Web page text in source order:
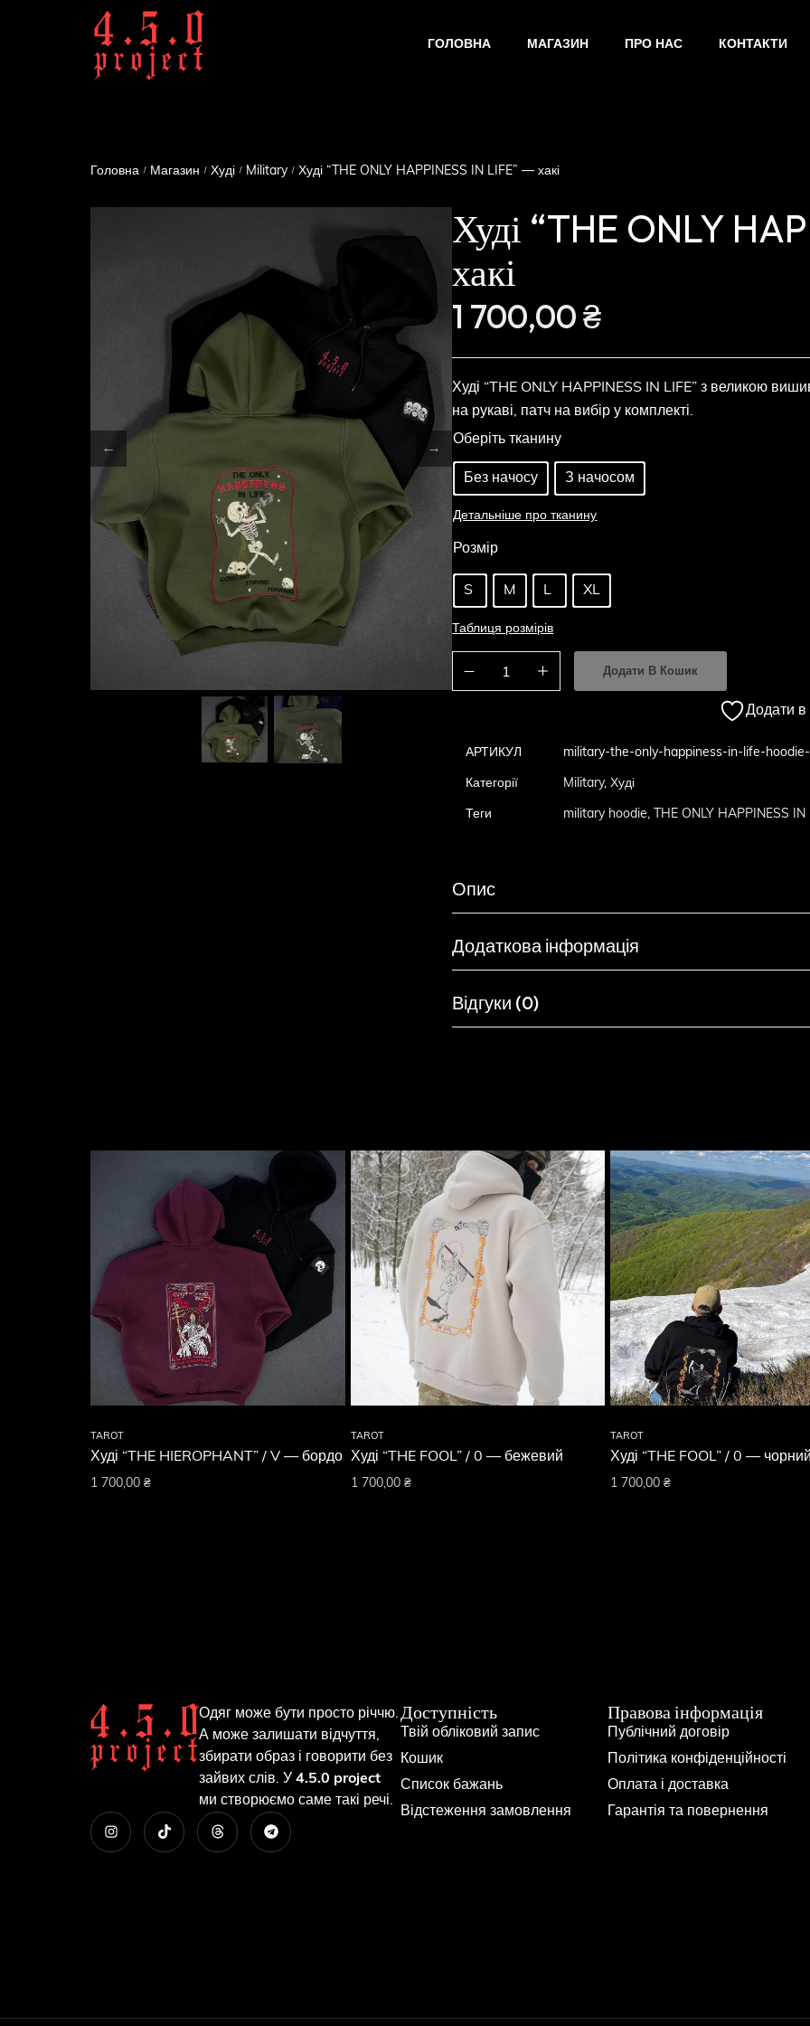
ГОЛОВНА МАГАЗИН ПРО НАС КОНТАКТИ
Головна / Магазин / Худі / Military / Худі “THE ONLY HAPPINESS IN LIFE” — хакі
Худі “THE ONLY
хакі
1 700,00₴
Худі “THE ONLY HAPPINESS IN LIFE” з великою
на рукаві, патч на вибір у комплекті.
Оберіть тканину
Без начосу З начосом
Детальніше про тканину
Розмір
S M L XL
Таблиця розмірів
Додати В Кошик
Додати в
АРТИКУЛ military-the-only-happiness-in-life-
Категорії Military, Худі
Теги military hoodie, THE ONLY HAPPINESS IN
Опис
Додаткова інформація
Відгуки (0)
TAROT
Худі “THE HIEROPHANT” / V — бордо
1 700,00 ₴
TAROT
Худі “THE FOOL” / 0 — бежевий
1 700,00 ₴
TAROT
Худі “THE FOOL” / 0 — чорний
1 700,00 ₴
Одяг може бути просто річчю.
А може залишати відчуття,
збирати образ і говорити без
зайвих слів. У 4.5.0 project
ми створюємо саме такі речі.
Доступність
Твій обліковий запис
Кошик
Список бажань
Відстеження замовлення
Правова інформація
Публічний договір
Політика конфіденційності
Оплата і доставка
Гарантія та повернення